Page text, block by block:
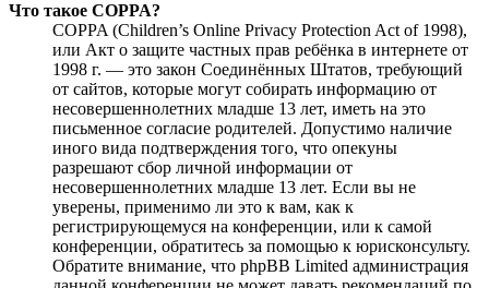
Что такое COPPA?
COPPA (Children’s Online Privacy Protection Act of 1998),
или Акт о защите частных прав ребёнка в интернете от
1998 г. — это закон Соединённых Штатов, требующий
от сайтов, которые могут собирать информацию от
несовершеннолетних младше 13 лет, иметь на это
письменное согласие родителей. Допустимо наличие
иного вида подтверждения того, что опекуны
разрешают сбор личной информации от
несовершеннолетних младше 13 лет. Если вы не
уверены, применимо ли это к вам, как к
регистрирующемуся на конференции, или к самой
конференции, обратитесь за помощью к юрисконсульту.
Обратите внимание, что phpBB Limited администрация